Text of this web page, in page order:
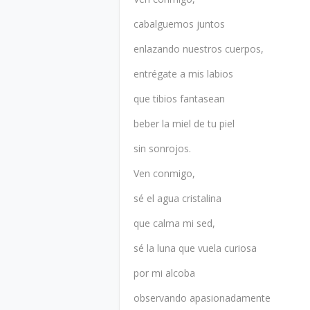
cabalguemos juntos
enlazando nuestros cuerpos,
entrégate a mis labios
que tibios fantasean
beber la miel de tu piel
sin sonrojos.
Ven conmigo,
sé el agua cristalina
que calma mi sed,
sé la luna que vuela curiosa
por mi alcoba
observando apasionadamente